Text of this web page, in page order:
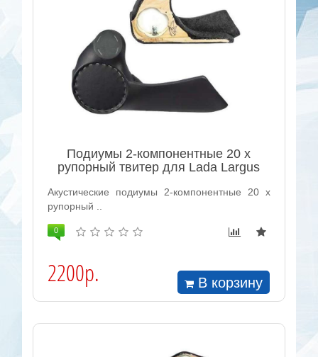
Подиумы 2-компонентные 20 x
рупорный твитер для Lada Largus
Акустические подиумы 2-компонентные 20 x
рупорный ..
0
2200р. В корзину